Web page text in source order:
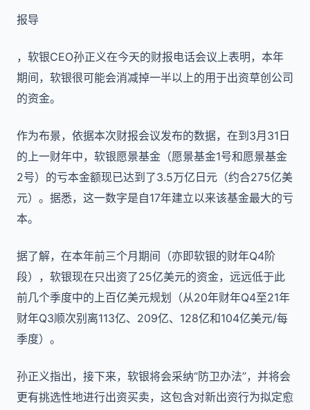
报导
，软银CEO孙正义在今天的财报电话会议上表明，本年
期间，软银很可能会消减掉一半以上的用于出资草创公司
的资金。
作为布景，依据本次财报会议发布的数据，在到3月31日
的上一财年中，软银愿景基金（愿景基金1号和愿景基金
2号）的亏本金额现已达到了3.5万亿日元（约合275亿美
元）。据悉，这一数字是自17年建立以来该基金最大的亏
本。
据了解，在本年前三个月期间（亦即软银的财年Q4阶
段），软银现在只出资了25亿美元的资金，远远低于此
前几个季度中的上百亿美元规划（从20年财年Q4至21年
财年Q3顺次别离113亿、209亿、128亿和104亿美元/每
季度）。
孙正义指出，接下来，软银将会采纳“防卫办法”，并将会
更有挑选性地进行出资买卖，这包含对新出资行为拟定愈